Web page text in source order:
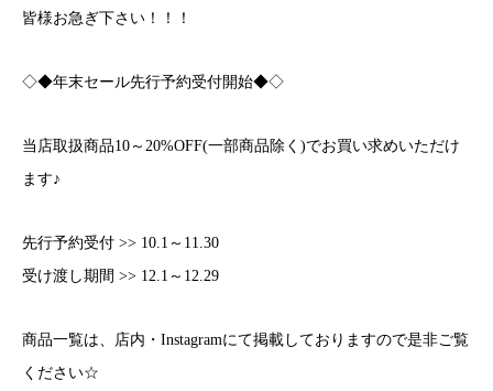
皆様お急ぎ下さい！！！
◇◆年末セール先行予約受付開始◆◇
当店取扱商品10～20%OFF(一部商品除く)でお買い求めいただけ
ます♪
先行予約受付 >> 10.1～11.30
受け渡し期間 >> 12.1～12.29
商品一覧は、店内・Instagramにて掲載しておりますので是非ご覧
ください☆